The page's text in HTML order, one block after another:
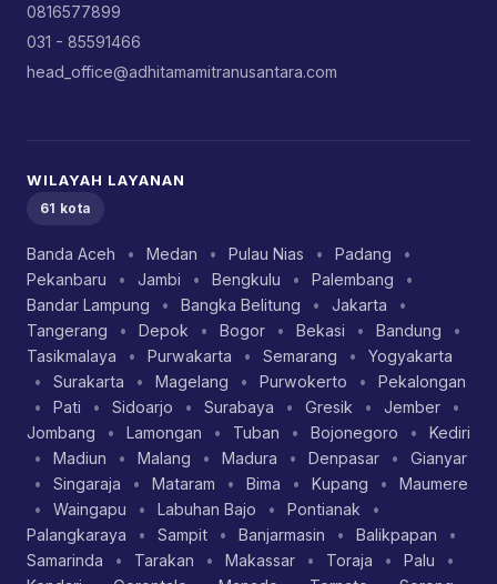
0816577899
031 - 85591466
head_office@adhitamamitranusantara.com
WILAYAH LAYANAN
61 kota
Banda Aceh • Medan • Pulau Nias • Padang
•
Pekanbaru
• Jambi • Bengkulu • Palembang
•
Bandar Lampung
• Bangka Belitung • Jakarta
•
Tangerang
• Depok • Bogor • Bekasi • Bandung
•
Tasikmalaya
• Purwakarta • Semarang •
Yogyakarta
•
Surakarta • Magelang • Purwokerto •
Pekalongan
•
Pati • Sidoarjo • Surabaya • Gresik • Jember
•
Jombang
• Lamongan • Tuban • Bojonegoro •
Kediri
•
Madiun • Malang • Madura • Denpasar •
Gianyar
•
Singaraja • Mataram • Bima • Kupang •
Maumere
•
Waingapu • Labuhan Bajo • Pontianak
•
Palangkaraya
• Sampit • Banjarmasin • Balikpapan
•
Samarinda
• Tarakan • Makassar • Toraja • Palu
•